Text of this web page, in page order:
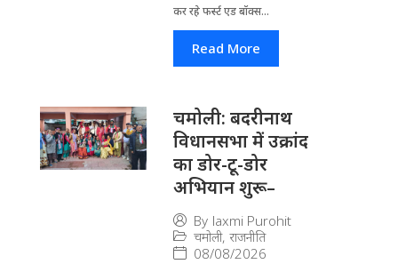
कर रहे फर्स्ट एड बॉक्स...
Read More
चमोली: बदरीनाथ
विधानसभा में उक्रांद
का डोर-टू-डोर
अभियान शुरू–
By laxmi Purohit
चमोली, राजनीति
08/08/2026